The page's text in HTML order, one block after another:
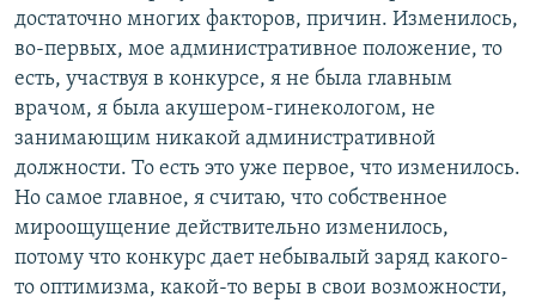
достаточно многих факторов, причин. Изменилось,
во-первых, мое административное положение, то
есть, участвуя в конкурсе, я не была главным
врачом, я была акушером-гинекологом, не
занимающим никакой административной
должности. То есть это уже первое, что изменилось.
Но самое главное, я считаю, что собственное
мироощущение действительно изменилось,
потому что конкурс дает небывалый заряд какого-
то оптимизма, какой-то веры в свои возможности,